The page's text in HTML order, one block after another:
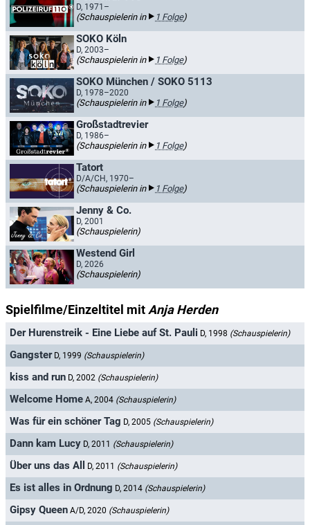
D, 1971–
(Schauspielerin in 1 Folge)
SOKO Köln
D, 2003–
(Schauspielerin in 1 Folge)
SOKO München / SOKO 5113
D, 1978–2020
(Schauspielerin in 1 Folge)
Großstadtrevier
D, 1986–
(Schauspielerin in 1 Folge)
Tatort
D/A/CH, 1970–
(Schauspielerin in 1 Folge)
Jenny & Co.
D, 2001
(Schauspielerin)
Westend Girl
D, 2026
(Schauspielerin)
Spielfilme/Einzeltitel mit Anja Herden
Der Hurenstreik - Eine Liebe auf St. Pauli D, 1998 (Schauspielerin)
Gangster D, 1999 (Schauspielerin)
kiss and run D, 2002 (Schauspielerin)
Welcome Home A, 2004 (Schauspielerin)
Was für ein schöner Tag D, 2005 (Schauspielerin)
Dann kam Lucy D, 2011 (Schauspielerin)
Über uns das All D, 2011 (Schauspielerin)
Es ist alles in Ordnung D, 2014 (Schauspielerin)
Gipsy Queen A/D, 2020 (Schauspielerin)